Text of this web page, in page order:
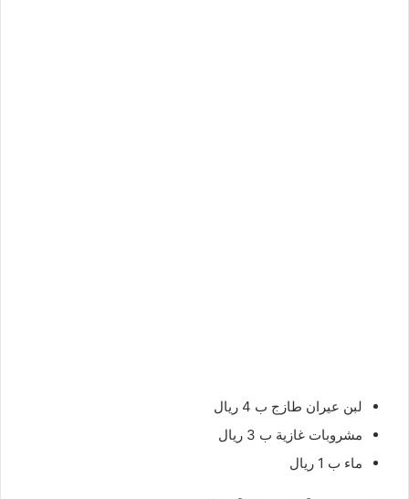
لبن عيران طازج ب 4 ريال
مشروبات غازية ب 3 ريال
ماء ب 1 ريال